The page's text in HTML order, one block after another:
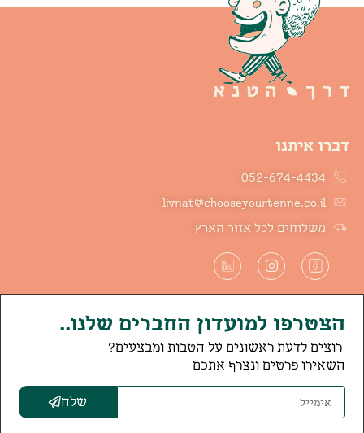
דברו איתנו
052-674-4434
livnat@chooseyourtenne.co.il
משלוחים לכל אזור הארץ
הצטרפו למועדון החברים שלנו..
רוצים לדעת ראשונים על הטבות ומבצעים?
השאירו פרטים ונצרף אתכם
שלח